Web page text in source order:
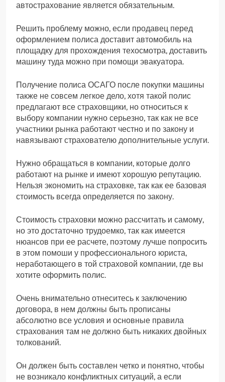
автострахование является обязательным.
Решить проблему можно, если продавец перед
оформлением полиса доставит автомобиль на
площадку для прохождения техосмотра, доставить
машину туда можно при помощи эвакуатора.
Получение полиса ОСАГО после покупки машины
также не совсем легкое дело, хотя такой полис
предлагают все страховщики, но относиться к
выбору компании нужно серьезно, так как не все
участники рынка работают честно и по закону и
навязывают страхователю дополнительные услуги.
Нужно обращаться в компании, которые долго
работают на рынке и имеют хорошую репутацию.
Нельзя экономить на страховке, так как ее базовая
стоимость всегда определяется по закону.
Стоимость страховки можно рассчитать и самому,
но это достаточно трудоемко, так как имеется
нюансов при ее расчете, поэтому лучше попросить
в этом помоши у профессионального юриста,
неработающего в той страховой компании, где вы
хотите оформить полис.
Очень внимательно отнеситесь к заключению
договора, в нем должны быть прописаны
абсолютно все условия и основные правила
страхования там не должно быть никаких двойных
толкований.
Он должен быть составлен четко и понятно, чтобы
не возникало конфликтных ситуаций, а если